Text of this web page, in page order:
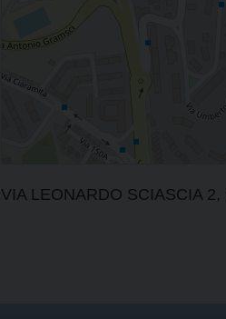
VIA LEONARDO SCIASCIA